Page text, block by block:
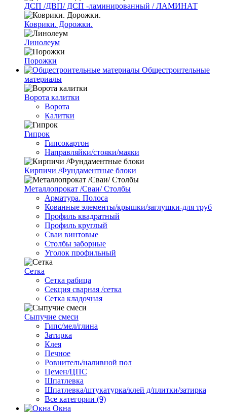
ДСП /ДВП/ ДСП -ламинированный / ЛАМИНАТ
Коврики. Дорожки.
Линолеум
Порожки
Общестроительные
материалы
Ворота калитки
Ворота
Калитки
Гипрок
Гипсокартон
Направляйки/стояки/маяки
Кирпичи /Фундаментные блоки
Металлопрокат /Сваи/ Столбы
Арматура. Полоса
Кованные элементы/крышки/заглушки-для труб
Профиль квадратный
Профиль круглый
Сваи винтовые
Столбы заборные
Уголок профильный
Сетка
Cетка рабица
Секция сварная /сетка
Сетка кладочная
Сыпучие смеси
Гипс/мел/глина
Затирка
Клея
Печное
Ровнитель/наливной пол
Цемен/ЦПС
Шпатлевка
Шпатлевка/штукатурка/клей д/плитки/затирка
Все категории (9)
Окна